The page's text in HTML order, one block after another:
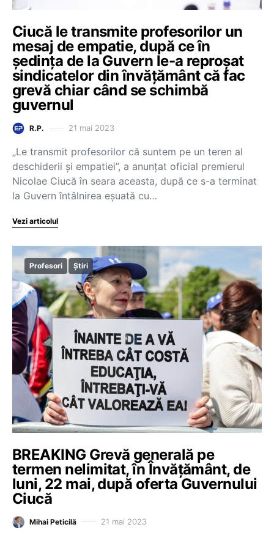
Ciucă le transmite profesorilor un
mesaj de empatie, după ce în
ședința de la Guvern le-a reproșat
sindicatelor din învățământ că fac
grevă chiar când se schimbă
guvernul
R.P. 21 mai 2023
„Le transmit profesorilor că suntem pe un teren al
deschiderii și empatiei”, a anunțat oficial premierul
Nicolae Ciucă în seara aceasta, după ce s-a terminat
la Guvern întâlnirea eșuată cu…
Vezi articolul
Profesori Știri
BREAKING Grevă generală pe
termen nelimitat, în Învățământ, de
luni, 22 mai, după oferta Guvernului
Ciucă
Mihai Peticilă 21 mai 2023